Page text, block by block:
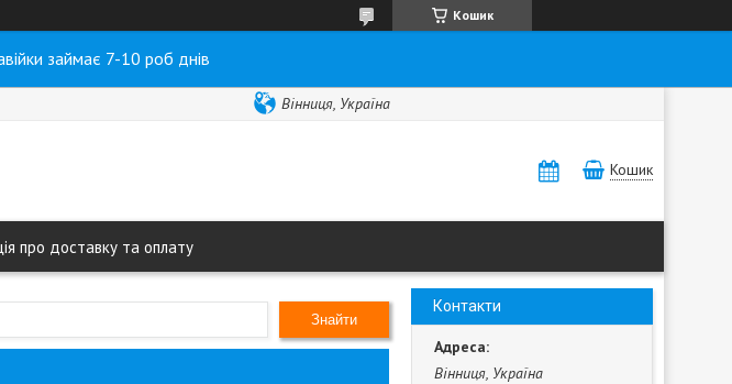
Кошик
займає 7-10 роб днів
Вінниця, Україна
Кошик
про доставку та оплату
Знайти
Контакти
Вінниця, Україна